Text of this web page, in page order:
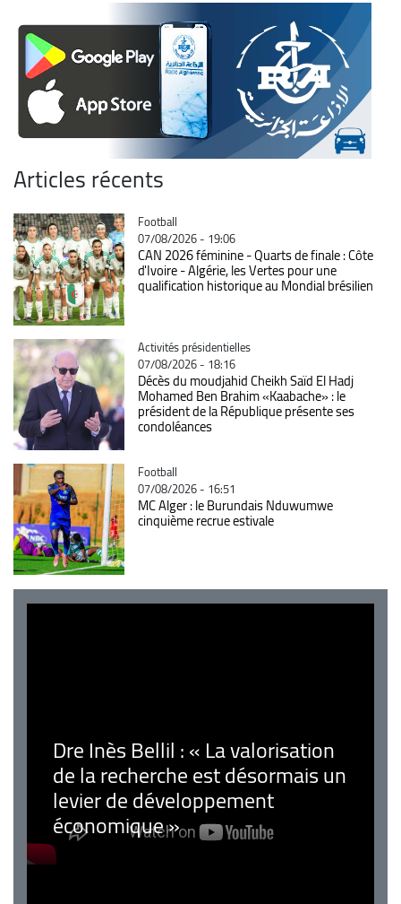
Articles récents
Catégorie
Football
07/08/2026 - 19:06
CAN 2026 féminine - Quarts de finale : Côte
d'Ivoire - Algérie, les Vertes pour une
qualification historique au Mondial brésilien
Catégorie
Activités présidentielles
07/08/2026 - 18:16
Décès du moudjahid Cheikh Saïd El Hadj
Mohamed Ben Brahim «Kaabache» : le
président de la République présente ses
condoléances
Catégorie
Football
07/08/2026 - 16:51
MC Alger : le Burundais Nduwumwe
cinquième recrue estivale
Dre Inès Bellil : « La valorisation
de la recherche est désormais un
levier de développement
économique »